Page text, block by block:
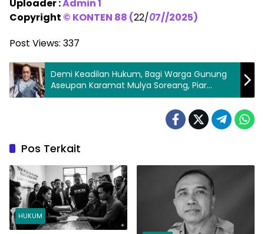
Uploader :Admin 1
Copyright © KONTEN 88 (22/07//2025)
Post Views: 337
Demi Keadilan Hukum, Bagi Warga Gunung
Aseupan Karamat Mulya Soreang, Piar
Pratama SH, Pasang Badan
Pos Terkait
HUKUM